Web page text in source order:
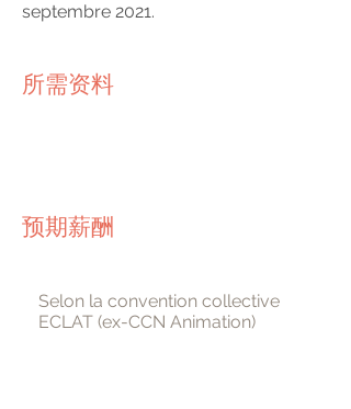
septembre 2021.
所需资料
预期薪酬
Selon la convention collective
ECLAT (ex-CCN Animation)